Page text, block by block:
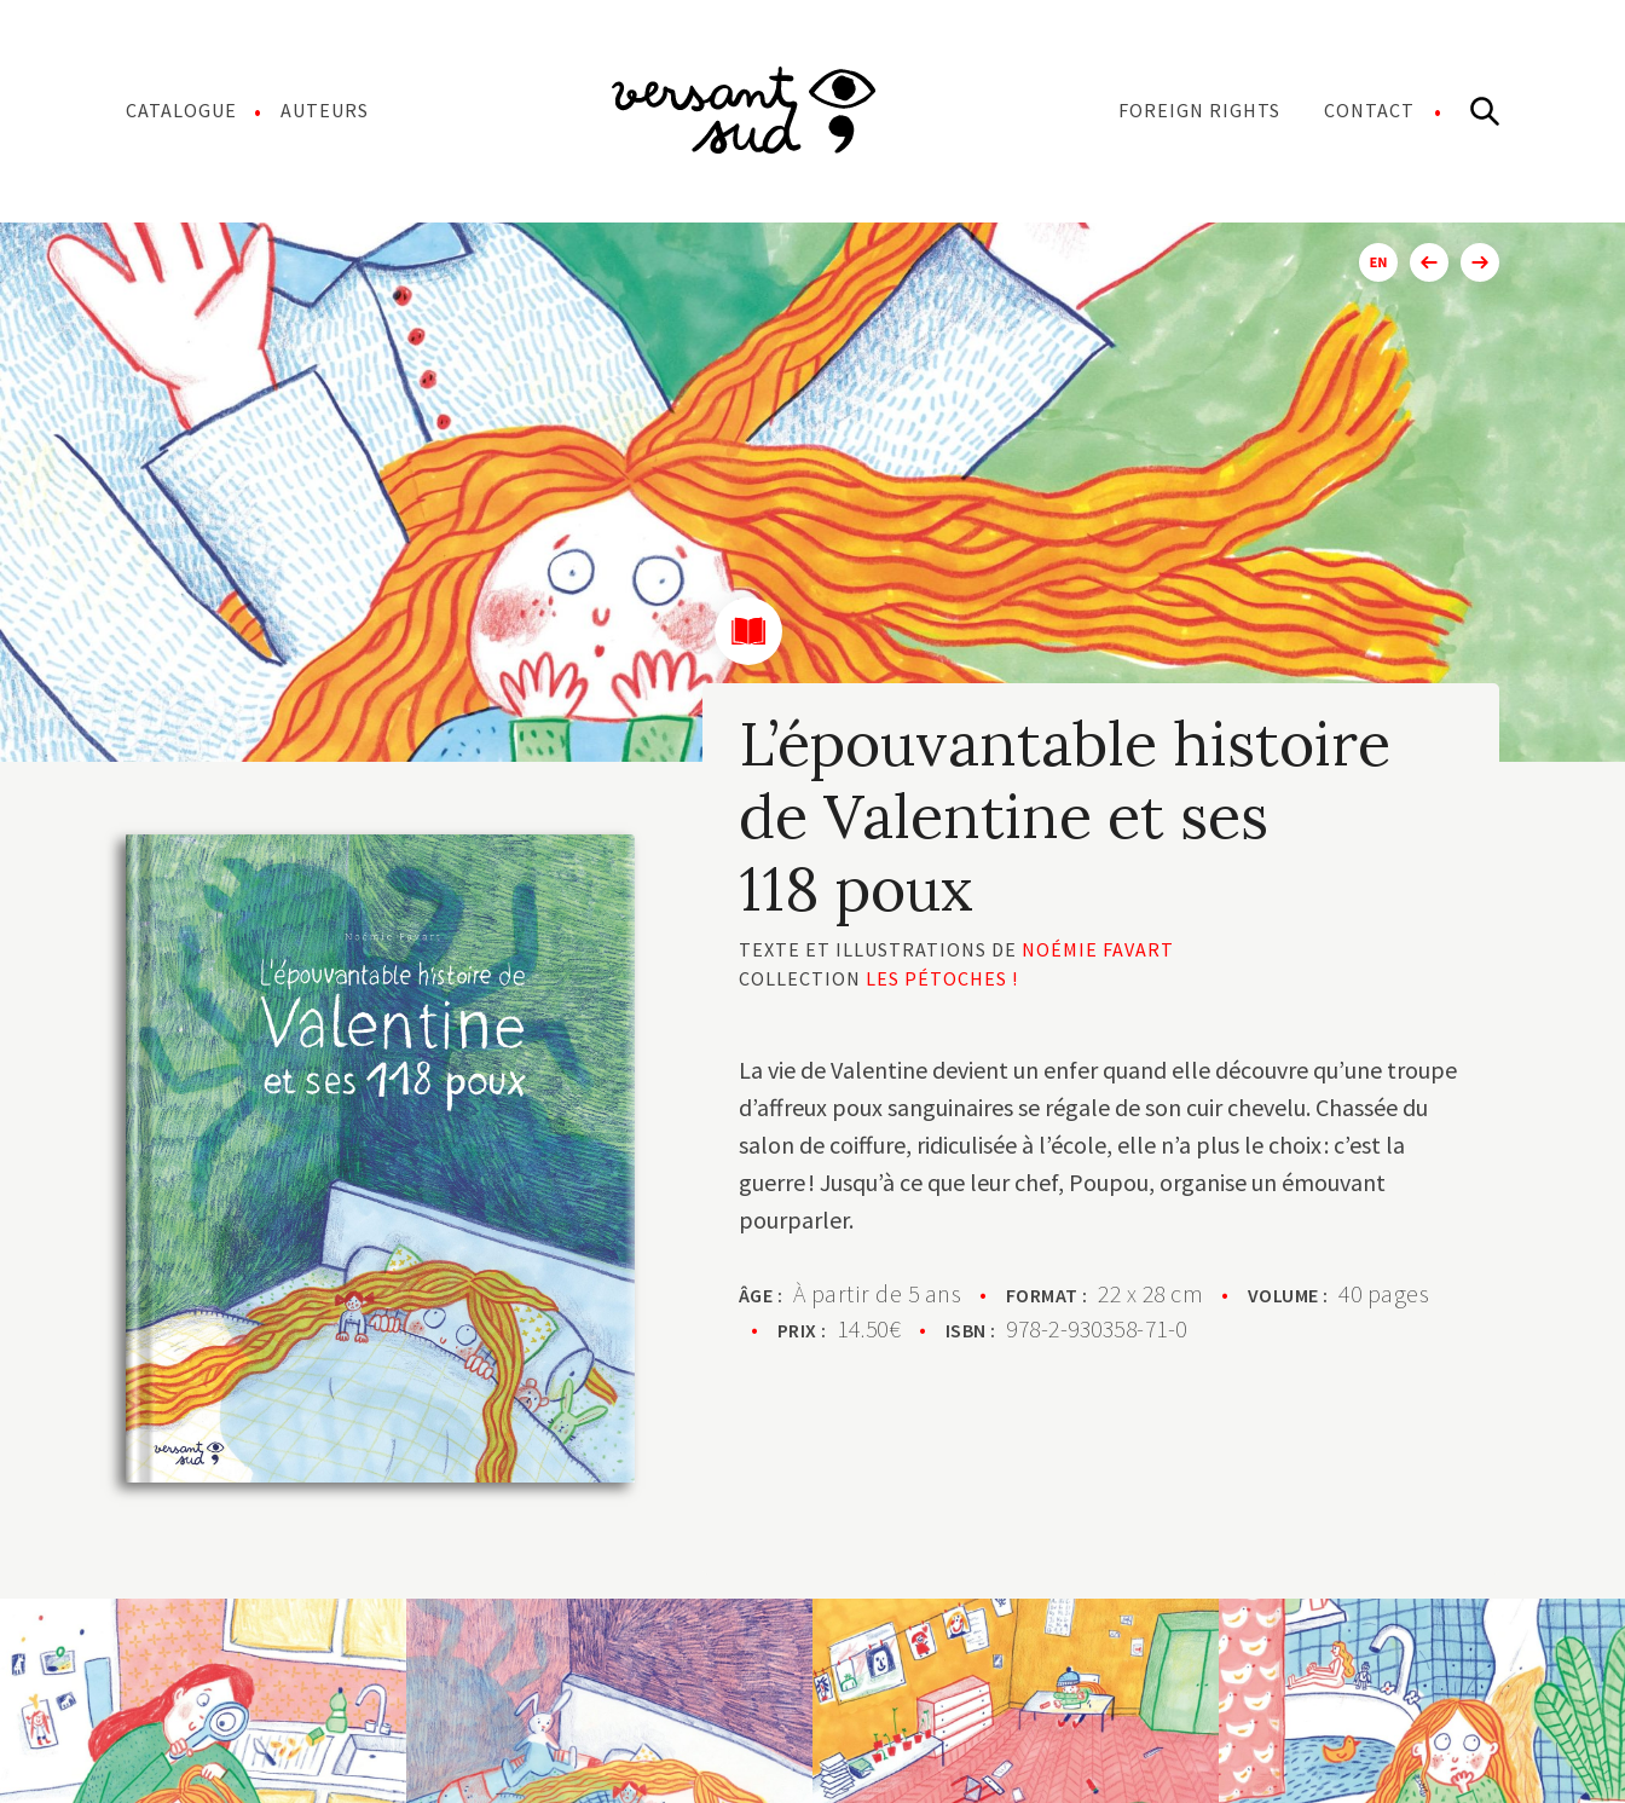
CATALOGUE AUTEURS FOREIGN RIGHTS CONTACT
L’épouvantable histoire
de Valentine et ses
118 poux
TEXTE ET ILLUSTRATIONS DE NOÉMIE FAVART
COLLECTION LES PÉTOCHES !
La vie de Valentine devient un enfer quand elle découvre qu’une troupe
d’affreux poux sanguinaires se régale de son cuir chevelu. Chassée du
salon de coiffure, ridiculisée à l’école, elle n’a plus le choix : c’est la
guerre ! Jusqu’à ce que leur chef, Poupou, organise un émouvant
pourparler.
ÂGE : À partir de 5 ans • FORMAT :22 x 28 cm • VOLUME :40 pages
•
PRIX : 14.50€ • ISBN : 978-2-930358-71-0